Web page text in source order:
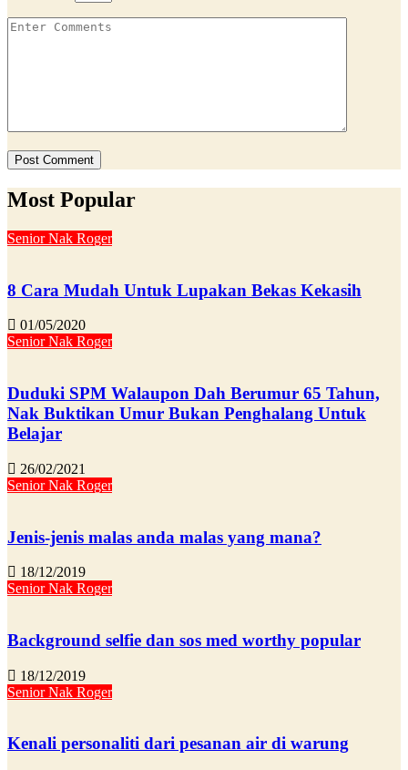
Most Popular
Senior Nak Roger
8 Cara Mudah Untuk Lupakan Bekas Kekasih
01/05/2020
Senior Nak Roger
Duduki SPM Walaupon Dah Berumur 65 Tahun,
Nak Buktikan Umur Bukan Penghalang Untuk
Belajar
26/02/2021
Senior Nak Roger
Jenis-jenis malas anda malas yang mana?
18/12/2019
Senior Nak Roger
Background selfie dan sos med worthy popular
18/12/2019
Senior Nak Roger
Kenali personaliti dari pesanan air di warung